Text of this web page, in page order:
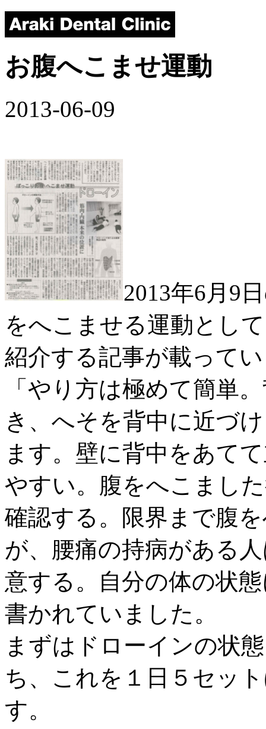
お腹へこませ運動
2013-06-09
2013年6月9
をへこませる運動とし
紹介する記事が載って
「やり方は極めて簡単
き、へそを背中に近づ
ます。壁に背中をあて
やすい。腹をへこまし
確認する。限界まで腹
が、腰痛の持病がある
意する。自分の体の状
書かれていました。
まずはドローインの状
ち、これを１日５セッ
す。